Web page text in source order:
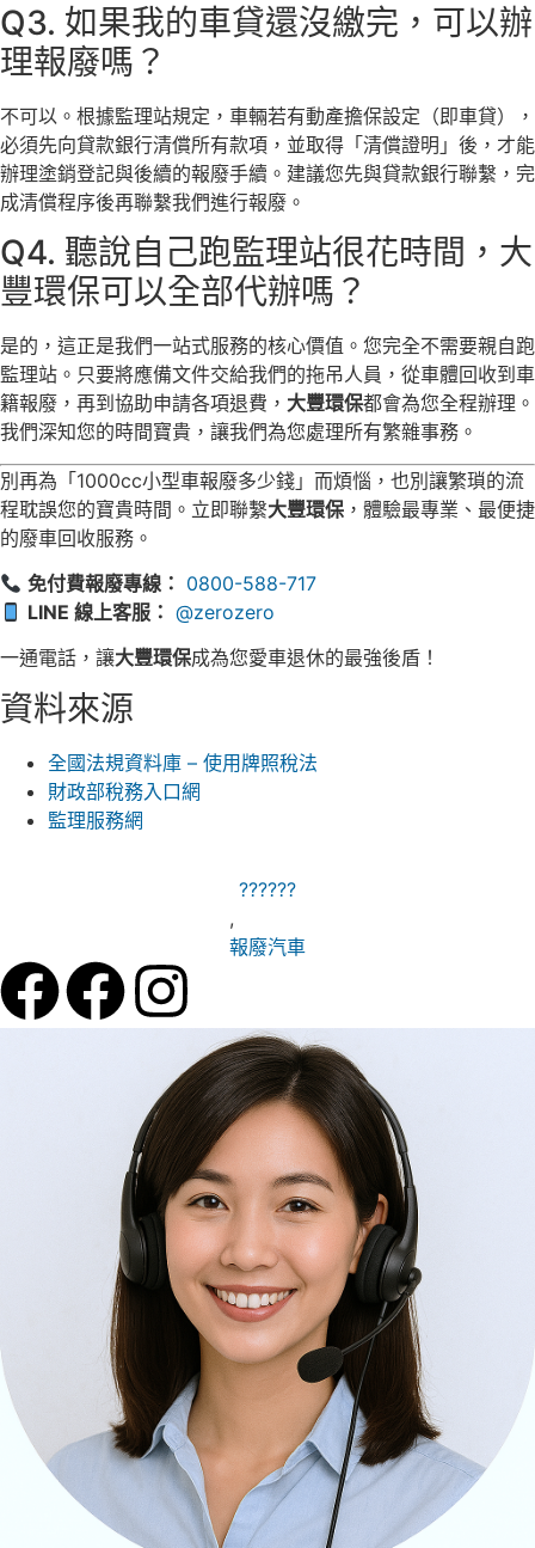
Q3. 如果我的車貸還沒繳完，可以辦
理報廢嗎？
不可以。根據監理站規定，車輛若有動產擔保設定（即車貸），
必須先向貸款銀行清償所有款項，並取得「清償證明」後，才能
辦理塗銷登記與後續的報廢手續。建議您先與貸款銀行聯繫，完
成清償程序後再聯繫我們進行報廢。
Q4. 聽說自己跑監理站很花時間，大
豐環保可以全部代辦嗎？
是的，這正是我們一站式服務的核心價值。您完全不需要親自跑
監理站。只要將應備文件交給我們的拖吊人員，從車體回收到車
籍報廢，再到協助申請各項退費， 大豐環保都會為您全程辦理。
我們深知您的時間寶貴，讓我們為您處理所有繁雜事務。
別再為「1000cc小型車報廢多少錢」而煩惱，也別讓繁瑣的流
程耽誤您的寶貴時間。立即聯繫大豐環保 ，體驗最專業、最便捷
的廢車回收服務。
免付費報廢專線： 0800-588-717
LINE 線上客服： @zerozero
一通電話，讓大豐環保成為您愛車退休的最強後盾！
資料來源
全國法規資料庫 – 使用牌照稅法
財政部稅務入口網
監理服務網
??????
,
報廢汽車